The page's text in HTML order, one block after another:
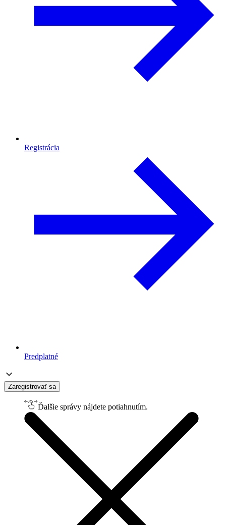
Registrácia
Predplatné
Zaregistrovať sa
Ďalšie správy nájdete potiahnutím.